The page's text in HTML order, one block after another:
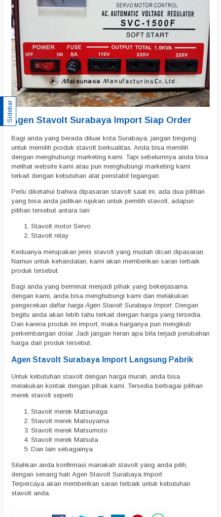
Agen Stavolt Surabaya Import Siap Order
Bagi anda yang berada diluar kota Surabaya, jangan bingung
untuk memilih produk stavolt berkualitas. Anda bisa memilih
dengan menghubungi marketing kami. Tapi sebelumnya anda bisa
melihat website kami atau pun menghubungi marketing kami
terkait dengan kebutuhan alat penstabil tegangan.
Perlu diketahui bahwa dipasaran stavolt saat ini, ada dua pilihan
yang bisa anda jadikan rujukan untuk pemilih stavolt, adapun
pilihan tersebut antara lain
Stavolt motor Servo
Stavolt relay
Keduanya merupakan jenis stavolt yang mudah dicari dipasaran.
Namun untuk kehandalan, kami akan memberikan saran terbaik
produk tersebut.
Bagi anda yang berminat menjadi pihak yang bekerjasama
dengan kami, anda bisa menghubungi kami dan melakukan
pengecekan daftar harga Agen Stavolt Surabaya Import . Dengan
begitu anda akan lebih tahu terkait dengan harga yang tersedia.
Dan karena produk ini import, maka harganya pun mengikuti
perkembangan dolar. Jadi jangan heran apa bila terjadi perubahan
harga dari produk tersebut.
Agen Stavolt Surabaya Import Langsung Pabrik
Untuk kebutuhan stavolt dengan harga murah, anda bisa
melakukan kontak dengan pihak kami. Tersedia berbagai pilihan
merek stavolt seperti
Stavolt merek Matsunaga
Stavolt merek Matsuyama
Stavolt merek Matsumoto
Stavolt merek Matsuta
Dan lain sebagainya
Silahkan anda konfirmasi manakah stavolt yang anda pilih,
dengan senang hati Agen Stavolt Surabaya Import
Terpercaya akan memberikan saran terbaik untuk kebutuhan
stavolt anda.
Sidebar